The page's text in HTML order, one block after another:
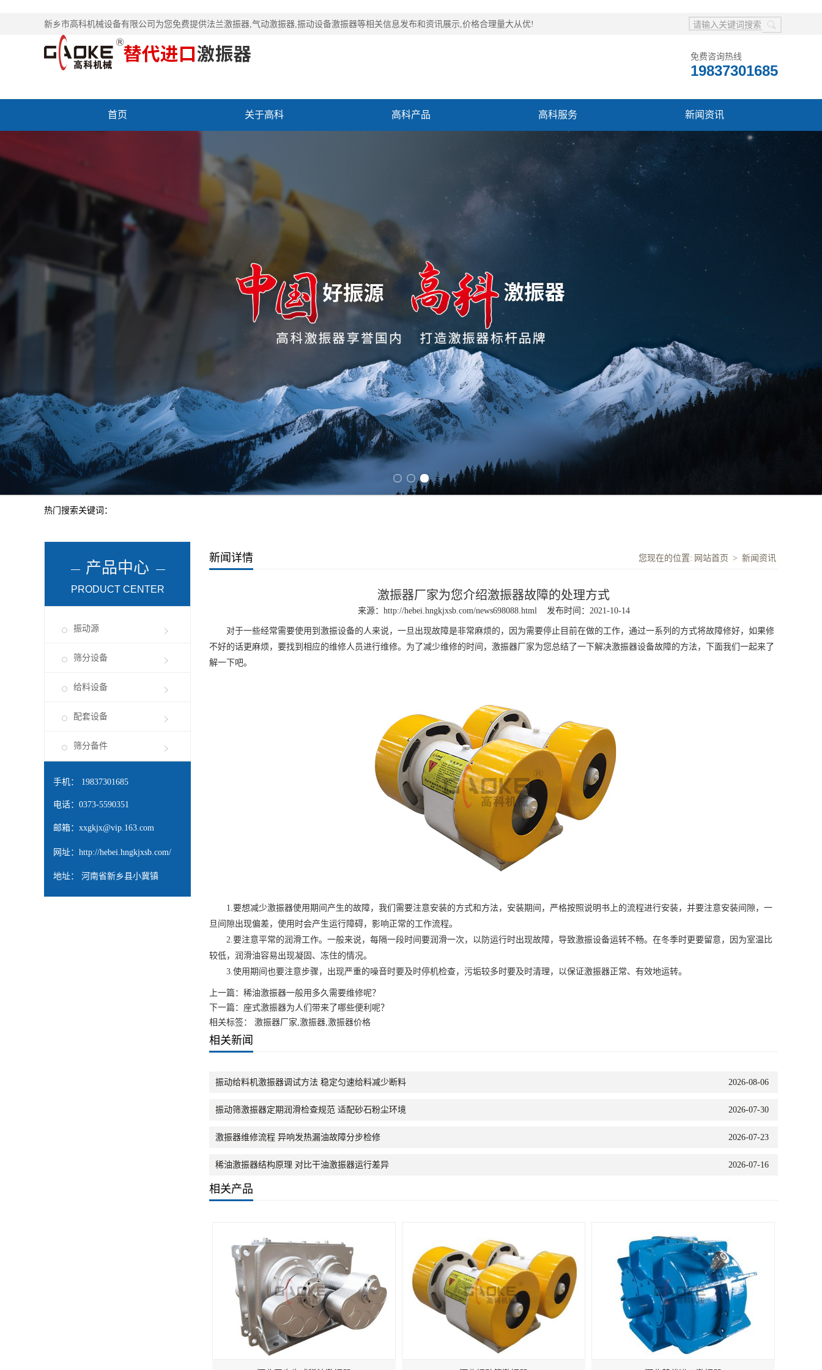
新乡市高科机械设备有限公司为您免费提供法兰激振器,气动激振器,振动设备激振器等相关信息发布和资讯展示,价格合理量大从优!
免费咨询热线
19837301685
首页 关于高科 高科产品 高科服务 新闻资讯
热门搜索关键词：
产品中心
PRODUCT CENTER
振动源
筛分设备
给料设备
配套设备
筛分备件
手机： 19837301685
电话：0373-5590351
邮箱： xxgkjx@vip.163.com
网址： http://hebei.hngkjxsb.com/
地址： 河南省新乡县小冀镇
新闻详情 您现在的位置: 网站首页 > 新闻资讯
激振器厂家为您介绍激振器故障的处理方式
来源： http://hebei.hngkjxsb.com/news698088.html 发布时间：2021-10-14
对于一些经常需要使用到激振设备的人来说，一旦出现故障是非常麻烦的，因为需要停止目前在做的工作，通过一系列的方式将故障修好，如果修
不好的话更麻烦，要找到相应的维修人员进行维修。为了减少维修的时间，激振器厂家为您总结了一下解决激振器设备故障的方法，下面我们一起来了
解一下吧。
1.要想减少激振器使用期间产生的故障，我们需要注意安装的方式和方法，安装期间，严格按照说明书上的流程进行安装，并要注意安装间隙，一
旦间隙出现偏差，使用时会产生运行障碍，影响正常的工作流程。
2.要注意平常的润滑工作。一般来说，每隔一段时间要润滑一次，以防运行时出现故障，导致激振设备运转不畅。在冬季时更要留意，因为室温比
较低，润滑油容易出现凝固、冻住的情况。
3.使用期间也要注意步骤，出现严重的噪音时要及时停机检查，污垢较多时要及时清理，以保证激振器正常、有效地运转。
上一篇： 稀油激振器一般用多久需要维修呢？
下一篇： 座式激振器为人们带来了哪些便利呢？
相关标签： 激振器厂家,激振器,激振器价格
相关新闻
2026-08-06
振动给料机激振器调试方法 稳定匀速给料减少断料
2026-07-30
振动筛激振器定期润滑检查规范 适配砂石粉尘环境
2026-07-23
激振器维修流程 异响发热漏油故障分步检修
2026-07-16
稀油激振器结构原理 对比干油激振器运行差异
相关产品